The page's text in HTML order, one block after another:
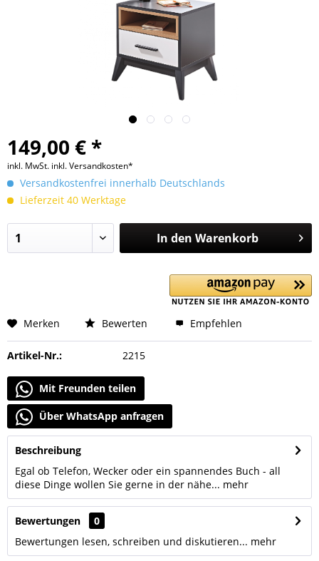
149,00 € *
inkl. MwSt. inkl. Versandkosten*
Versandkostenfrei innerhalb Deutschlands
Lieferzeit 40 Werktage
In den Warenkorb
Merken Bewerten Empfehlen
Artikel-Nr.: 2215
Mit Freunden teilen
Über WhatsApp anfragen
Beschreibung
Egal ob Telefon, Wecker oder ein spannendes Buch - all
diese Dinge wollen Sie gerne in der nähe... mehr
Bewertungen
0
Bewertungen lesen, schreiben und diskutieren... mehr